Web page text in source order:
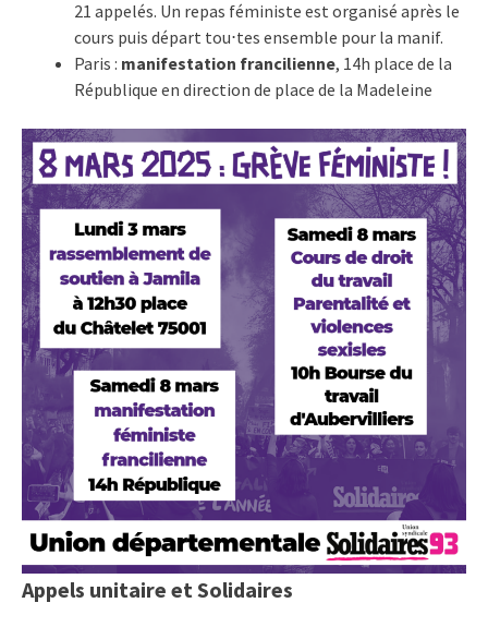
21 appelés. Un repas féministe est organisé après le
cours puis départ tou⋅tes ensemble pour la manif.
Paris : manifestation francilienne, 14h place de la
République en direction de place de la Madeleine
Appels unitaire et Solidaires